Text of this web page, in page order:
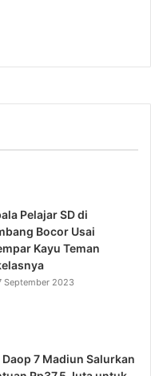
Pelajar SD di
Bocor Usai
Kayu Teman
September 2023
Daop 7 Madiun Salurkan